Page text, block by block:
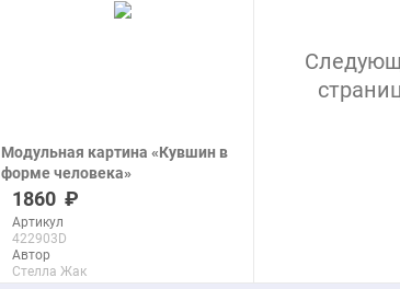
Модульная картина «Кувшин в
форме человека»
печать на холсте
1860
Артикул
422903D
Автор
Стелла Жак